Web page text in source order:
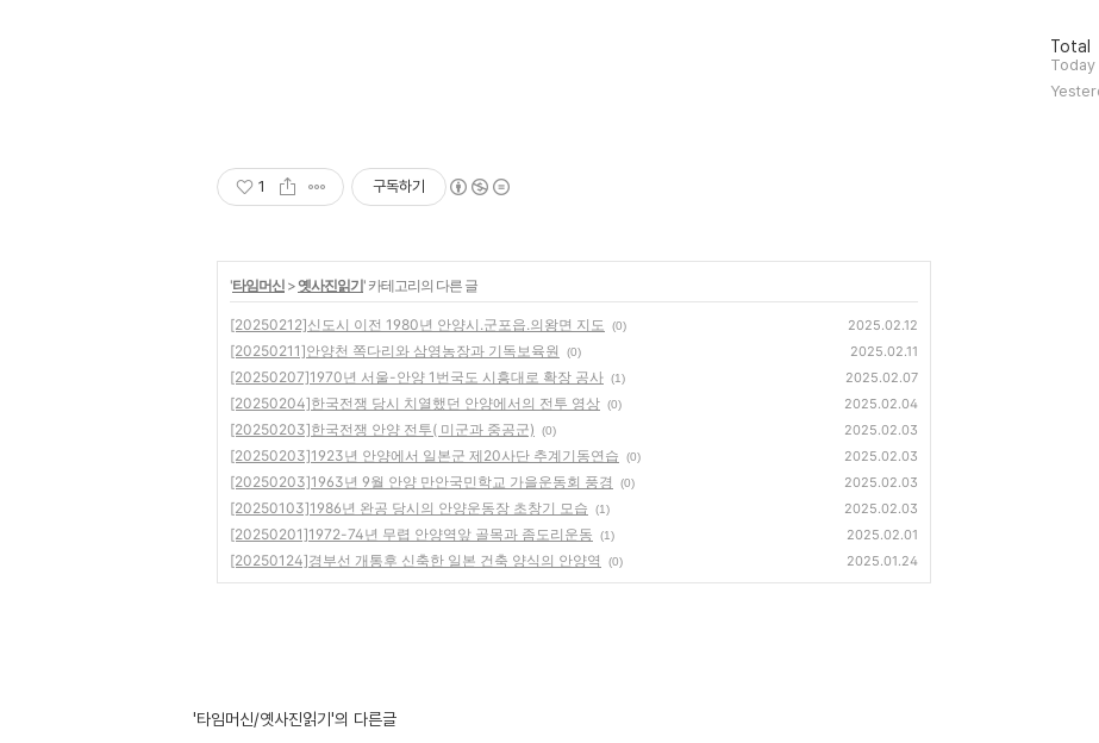
1 구독하기
'타임머신 > 옛사진읽기' 카테고리의 다른 글
[20250212]신도시 이전 1980년 안양시.군포읍.의왕면 지도 (0) 2025.02.12
[20250211]안양천 쪽다리와 삼영농장과 기독보육원 (0) 2025.02.11
[20250207]1970년 서울-안양 1번국도 시흥대로 확장 공사 (1) 2025.02.07
[20250204]한국전쟁 당시 치열했던 안양에서의 전투 영상 (0) 2025.02.04
[20250203]한국전쟁 안양 전투( 미군과 중공군) (0) 2025.02.03
[20250203]1923년 안양에서 일본군 제20사단 추계기동연습 (0) 2025.02.03
[20250203]1963년 9월 안양 만안국민학교 가을운동회 풍경 (0) 2025.02.03
[20250103]1986년 완공 당시의 안양운동장 초창기 모습 (1) 2025.02.03
[20250201]1972-74년 무렵 안양역앞 골목과 좀도리운동 (1) 2025.02.01
[20250124]경부선 개통후 신축한 일본 건축 양식의 안양역 (0) 2025.01.24
'타임머신/옛사진읽기'의 다른글
방
문
자
수
Total
Today